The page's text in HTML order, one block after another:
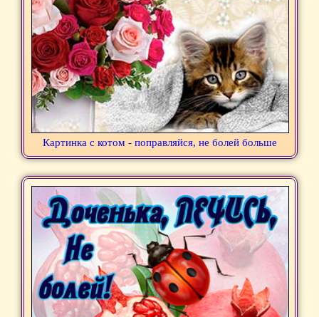
Картинка с котом - поправляйся, не болей больше